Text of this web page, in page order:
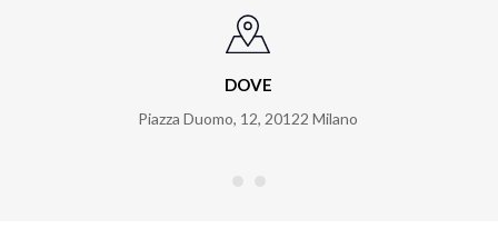
DOVE
Piazza Duomo, 12, 20122 Milano